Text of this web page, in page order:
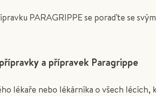
PARAGRIPPE se poraďte se
a přípravek Paragrippe
lékaře nebo lékárníka o všech